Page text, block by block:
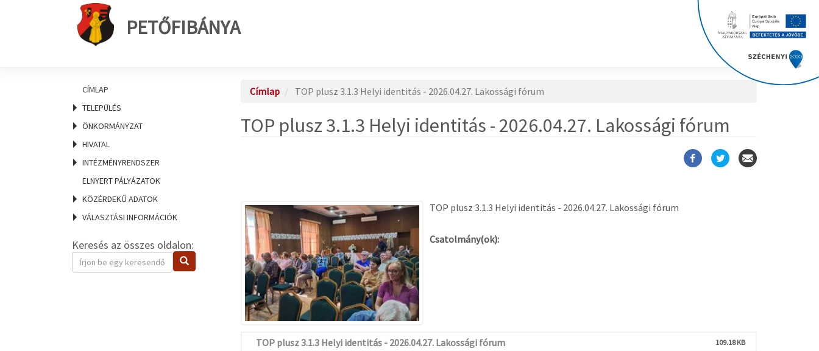
PETŐFIBÁNYA
CÍMLAP
TELEPÜLÉS
ÖNKORMÁNYZAT
HIVATAL
INTÉZMÉNYRENDSZER
ELNYERT PÁLYÁZATOK
KÖZÉRDEKŰ ADATOK
VÁLASZTÁSI INFORMÁCIÓK
Keresés az összes oldalon:
Keresendő
kifejezés
Keresés
Címlap TOP plusz 3.1.3 Helyi identitás - 2026.04.27. Lakossági fórum
TOP plusz 3.1.3 Helyi identitás - 2026.04.27. Lakossági fórum
TOP plusz 3.1.3 Helyi identitás - 2026.04.27. Lakossági fórum
Csatolmány(ok):
TOP plusz 3.1.3 Helyi identitás - 2026.04.27. Lakossági fórum 109.18 KB